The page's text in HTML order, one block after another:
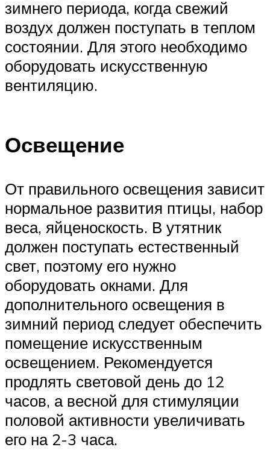
зимнего периода, когда свежий
воздух должен поступать в теплом
состоянии. Для этого необходимо
оборудовать искусственную
вентиляцию.
Освещение
От правильного освещения зависит
нормальное развития птицы, набор
веса, яйценоскость. В утятник
должен поступать естественный
свет, поэтому его нужно
оборудовать окнами. Для
дополнительного освещения в
зимний период следует обеспечить
помещение искусственным
освещением. Рекомендуется
продлять световой день до 12
часов, а весной для стимуляции
половой активности увеличивать
его на 2-3 часа.